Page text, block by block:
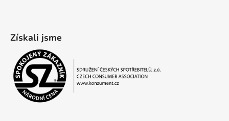
Získali jsme